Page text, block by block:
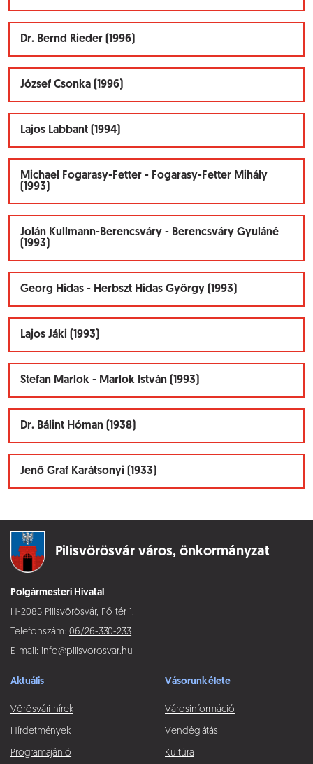
Dr. Bernd Rieder (1996)
József Csonka (1996)
Lajos Labbant (1994)
Michael Fogarasy-Fetter - Fogarasy-Fetter Mihály
(1993)
Jolán Kullmann-Berencsváry - Berencsváry Gyuláné
(1993)
Georg Hidas - Herbszt Hidas György (1993)
Lajos Jáki (1993)
Stefan Marlok - Marlok István (1993)
Dr. Bálint Hóman (1938)
Jenő Graf Karátsonyi (1933)
Pilisvörösvár város, önkormányzat
Polgármesteri Hivatal
H-2085 Pilisvörösvár, Fő tér 1.
Telefonszám: 06/26-330-233
E-mail: info@pilisvorosvar.hu
Aktuális
Vörösvári hírek
Hírdetmények
Programajánló
Vásorunk élete
Városinformáció
Vendéglátás
Kultúra